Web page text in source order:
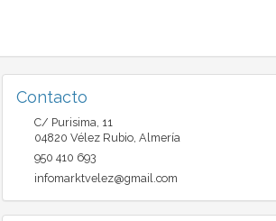
Contacto
C/ Purisima, 11
04820 Vélez Rubio, Almería
950 410 693
infomarktvelez@gmail.com